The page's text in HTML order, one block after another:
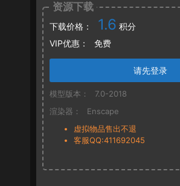
资源下载
下载价格： 1.6 积分
VIP优惠：
免费
请先登录
模型版本：
7.0-2018
渲染器：
Enscape
虚拟物品售出不退
客服QQ:411692045